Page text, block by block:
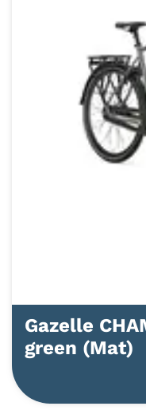
Gazelle
green (Mat)